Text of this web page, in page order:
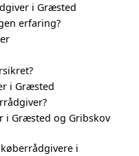
i Græsted
erfaring?
i Græsted
i Græsted og Gribskov
i